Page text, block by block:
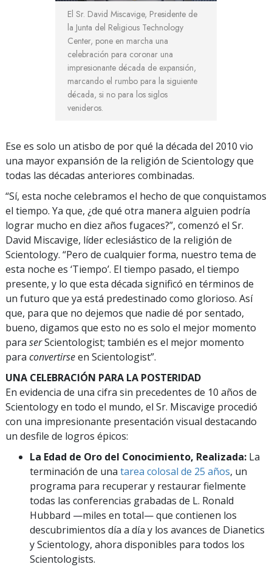
El Sr. David Miscavige, Presidente de
la Junta del Religious Technology
Center, pone en marcha una
celebración para coronar una
impresionante década de expansión,
marcando el rumbo para la siguiente
década, si no para los siglos
venideros.
Ese es solo un atisbo de por qué la década del 2010 vio
una mayor expansión de la religión de Scientology que
todas las décadas anteriores combinadas.
“Sí, esta noche celebramos el hecho de que conquistamos
el tiempo. Ya que, ¿de qué otra manera alguien podría
lograr mucho en diez años fugaces?”, comenzó el Sr.
David Miscavige, líder eclesiástico de la religión de
Scientology. “Pero de cualquier forma, nuestro tema de
esta noche es ‘Tiempo’. El tiempo pasado, el tiempo
presente, y lo que esta década significó en términos de
un futuro que ya está predestinado como glorioso. Así
que, para que no dejemos que nadie dé por sentado,
bueno, digamos que esto no es solo el mejor momento
para serScientologist; también es el mejor momento
para convertirseen Scientologist”.
UNA CELEBRACIÓN PARA LA POSTERIDAD
En evidencia de una cifra sin precedentes de 10 años de
Scientology en todo el mundo, el Sr. Miscavige procedió
con una impresionante presentación visual destacando
un desfile de logros épicos:
La Edad de Oro del Conocimiento, Realizada: La
terminación de una tarea colosal de 25 años, un
programa para recuperar y restaurar fielmente
todas las conferencias grabadas de L. Ronald
Hubbard —miles en total— que contienen los
descubrimientos día a día y los avances de Dianetics
y Scientology, ahora disponibles para todos los
Scientologists.